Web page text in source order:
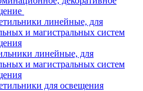
линейные, для
и магистральных систем